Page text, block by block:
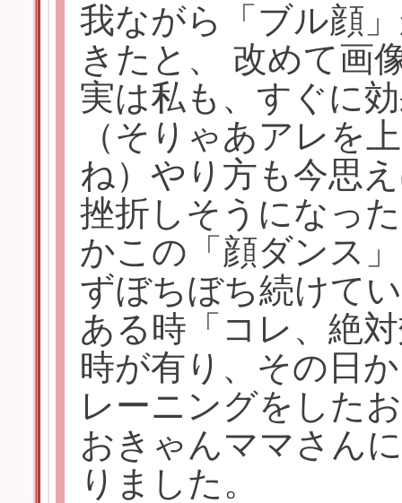
我ながら「ブル顔
きたと、 改めて画
実は私も、すぐに
（そりゃあアレを
ね）やり方も今思
挫折しそうになっ
かこの「顔ダンス
ずぼちぼち続けて
ある時「コレ、絶
時が有り、その日
レーニングをした
おきゃんママさん
りました。